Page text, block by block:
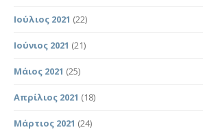
Ιούλιος 2021 (22)
Ιούνιος 2021 (21)
Μάιος 2021 (25)
Απρίλιος 2021 (18)
Μάρτιος 2021 (24)